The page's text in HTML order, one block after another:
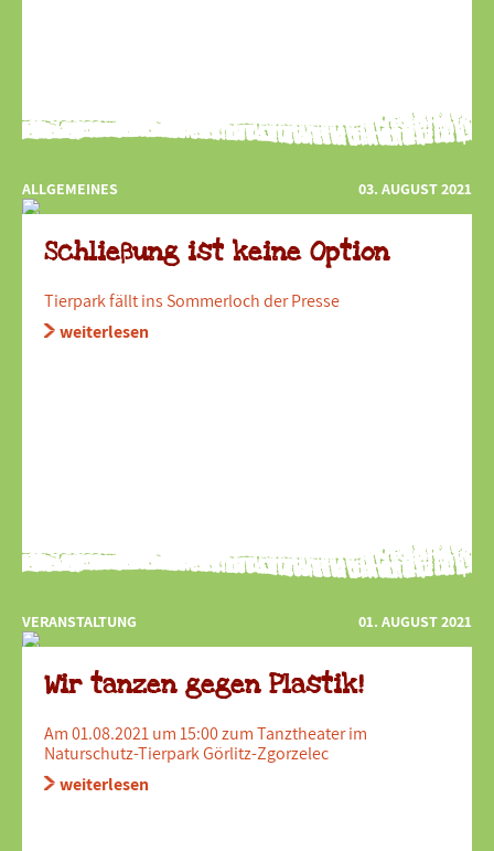
ALLGEMEINES 03. AUGUST 2021
Schließung ist keine Option
Tierpark fällt ins Sommerloch der Presse
weiterlesen
VERANSTALTUNG 01. AUGUST 2021
Wir tanzen gegen Plastik!
Am 01.08.2021 um 15:00 zum Tanztheater im
Naturschutz-Tierpark Görlitz-Zgorzelec
weiterlesen